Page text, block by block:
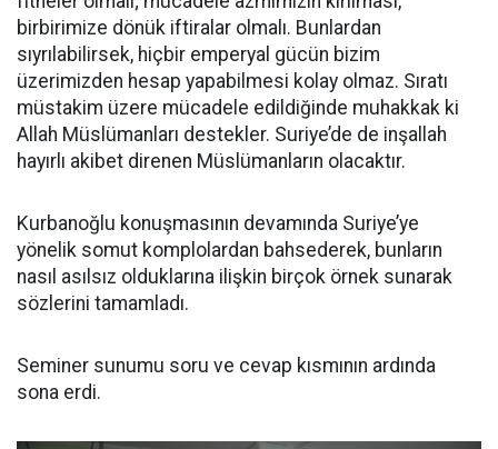
birbirimize dönük iftiralar olmalı. Bunlardan
sıyrılabilirsek, hiçbir emperyal gücün bizim
üzerimizden hesap yapabilmesi kolay olmaz. Sıratı
müstakim üzere mücadele edildiğinde muhakkak ki
Allah Müslümanları destekler. Suriye’de de inşallah
hayırlı akibet direnen Müslümanların olacaktır.
Kurbanoğlu konuşmasının devamında Suriye’ye
yönelik somut komplolardan bahsederek, bunların
nasıl asılsız olduklarına ilişkin birçok örnek sunarak
sözlerini tamamladı.
Seminer sunumu soru ve cevap kısmının ardında
sona erdi.